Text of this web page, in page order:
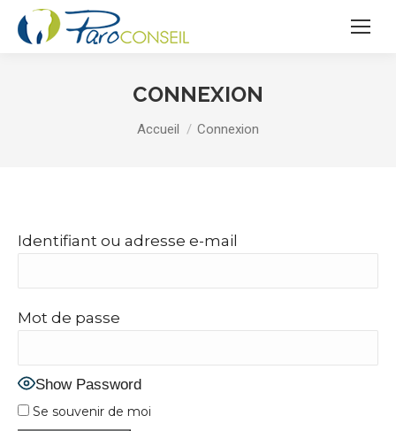
CONNEXION
Vous êtes ici :
Accueil Connexion
Identifiant ou adresse e-mail
Mot de passe
Show Password
Se souvenir de moi